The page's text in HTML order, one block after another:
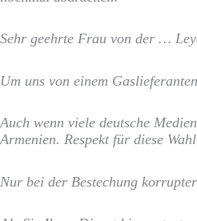
Sehr geehrte Frau von der …
Um uns von einem
Auch wenn viele deutsche
Armenien. Respekt für diese
Nur bei der Bestechung